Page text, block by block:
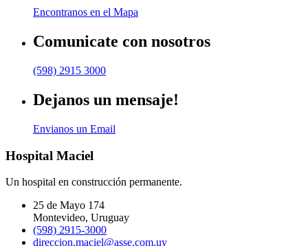
Encontranos en el Mapa
Comunicate con nosotros
(598) 2915 3000
Dejanos un mensaje!
Envianos un Email
Hospital Maciel
Un hospital en construcción permanente.
25 de Mayo 174
Montevideo, Uruguay
(598) 2915-3000
direccion.maciel@asse.com.uy